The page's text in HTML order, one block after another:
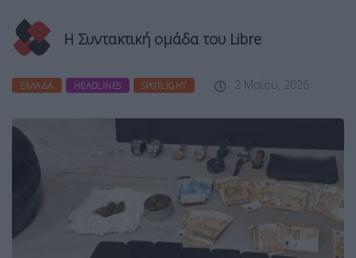
Η Συντακτική ομάδα του Libre
ΕΛΛΆΔΑ HEADLINES SPOTLIGHT 2 Μαΐου, 2026